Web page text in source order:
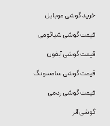
خرید گوشی موبایل
قیمت گوشی شیائومی
قیمت گوشی آیفون
قیمت گوشی سامسونگ
قیمت گوشی ردمی
گوشی آنر